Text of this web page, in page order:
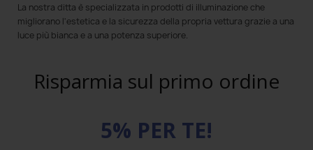
La nostra ditta è specializzata in prodotti di illuminazione che
migliorano l'estetica e la sicurezza della propria vettura grazie a una
luce più bianca e a una potenza superiore.
Risparmia sul primo ordine
5% PER TE!